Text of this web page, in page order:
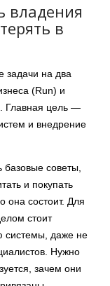
владения
в
задачи на два
(Run) и
Главная цель —
и внедрение
советы,
и покупать
она состоит. Для
стоит
системы, даже не
Нужно
зачем они